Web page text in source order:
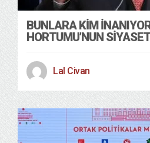
BUNLARA KIM
HORTUMU’NUN
Lal Civan